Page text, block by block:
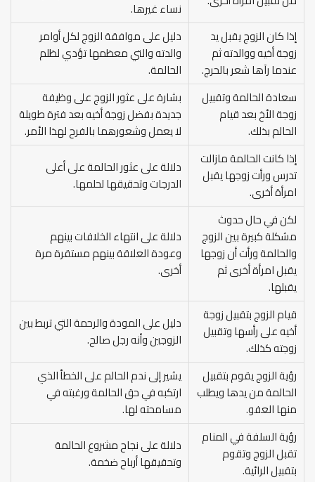
نساء غيرها.
إذا كان الزوج يقبل يد
زوجة أخيه ووالدته ثم
عندما رآها شعر بالحرج.
دليل على موافقة الزوج لكل أوامر
والدته والتي معظمها تؤدي لظلم
الحالمة.
سعادة الحالمة وتقبيل
زوجة الأخ بعد قيام
الحالم بذلك.
بشارة على عثور الزوج على وظيفة
جديدة بفضل زوجة أخيه بعد فترة طويلة
لا يعمل وشعورهما بالفرح لهذا الأمر.
إذا كانت الحالمة مازالت
تدرس ورأت زوجها يقبل
امرأة أخرى.
دلالة على عثور الحالمة على أعلى
الدرجات وتحقيقها لحلمها.
لكن في حال حدوث
مشكلة كبيرة بين الزوج
والحالمة ورأت أن زوجها
يقبل امرأة أخرى ثم
يقبلها.
دلالة على انتهاء الخلافات بينهم
وعودة العلاقة بينهم مستقرة مرة
أخرى.
قيام الزوج بتقبيل زوجة
أخيه على رأسها وتقبيل
زوجته كذلك.
دليل على المودة والرحمة التي تربط بين
الزوجين وأنه رجل صالح.
رؤية الزوج يقوم بتقبيل
الحالمة من يدها ويطلب
منها العفو.
يشير إلى ندم الحالم على الخطأ الذي
ارتكبه في حق الحالمة ورغبته في
مسامحته لها.
رؤية السلفة في المنام
تقبل الزوج وتقوم
بتقبيل الرائية.
دلالة على نجاح مشروع الحالمة
وتحقيقها أرباح ضخمة.